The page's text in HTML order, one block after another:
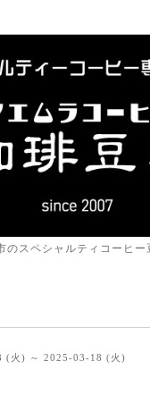
のスペシャルティコーヒー
(火) ～ 2025-03-18 (火)